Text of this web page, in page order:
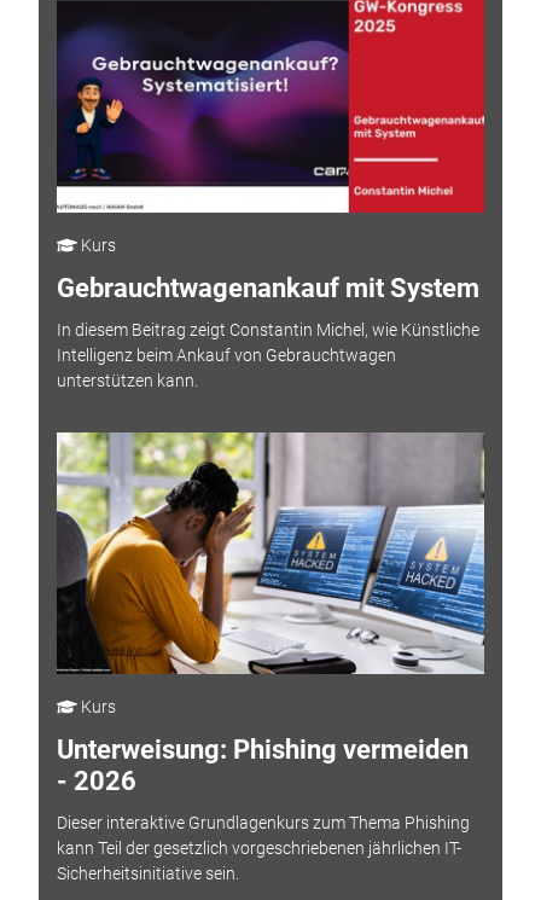
Kurs
Gebrauchtwagenankauf mit System
In diesem Beitrag zeigt Constantin Michel, wie Künstliche
Intelligenz beim Ankauf von Gebrauchtwagen
unterstützen kann.
Kurs
Unterweisung: Phishing vermeiden
- 2026
Dieser interaktive Grundlagenkurs zum Thema Phishing
kann Teil der gesetzlich vorgeschriebenen jährlichen IT-
Sicherheitsinitiative sein.